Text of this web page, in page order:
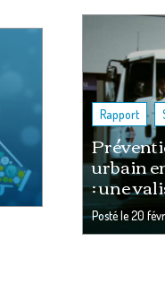
Rapport ,
urbain
: une
Posté le20